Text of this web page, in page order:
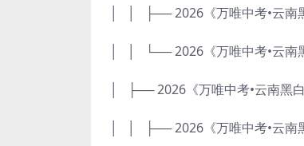
│ │ ├── 2026《万唯中考•云南
│ │ └── 2026《万唯中考•云南
│ ├── 2026《万唯中考•云南黑
│ │ ├── 2026《万唯中考•云南